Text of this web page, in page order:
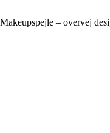
Makeupspejle – overvej